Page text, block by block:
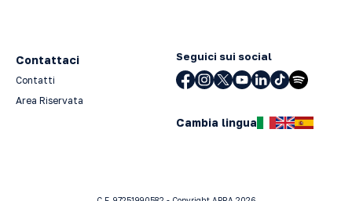
Contattaci
Contatti
Area Riservata
Seguici sui social
Cambia lingua